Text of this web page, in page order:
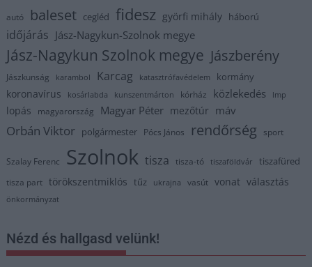
autó baleset cegléd fidesz györfi mihály háború
időjárás Jász-Nagykun-Szolnok megye
Jász-Nagykun Szolnok megye Jászberény
Jászkunság karambol Karcag katasztrófavédelem kormány
koronavírus kosárlabda kunszentmárton kórház közlekedés lmp
lopás magyarország Magyar Péter mezőtúr máv
Orbán Viktor polgármester Pócs János rendőrség sport
Szalay Ferenc Szolnok tisza tisza-tó tiszaföldvár tiszafüred
tisza part törökszentmiklós tűz ukrajna vasút vonat választás
önkormányzat
Nézd és hallgasd velünk!